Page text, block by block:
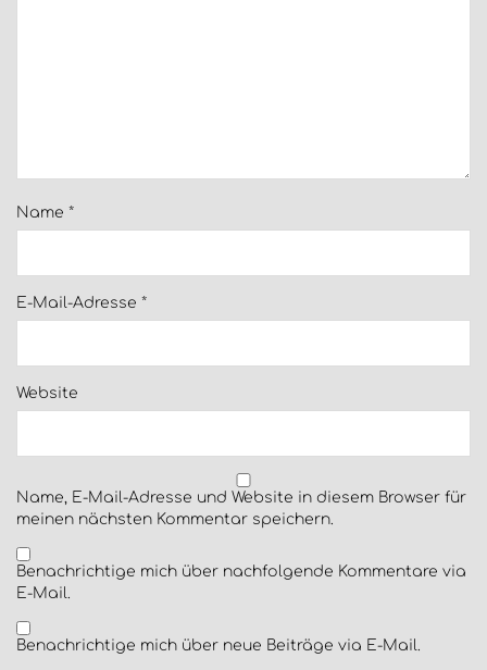
Name *
E-Mail-Adresse *
Website
Name, E-Mail-Adresse und Website in diesem Browser für
meinen nächsten Kommentar speichern.
Benachrichtige mich über nachfolgende Kommentare via
E-Mail.
Benachrichtige mich über neue Beiträge via E-Mail.